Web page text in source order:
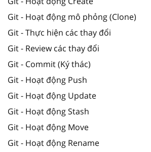
Git - Hoạt động mô phỏng (Clone)
Git - Thực hiện các thay đổi
Git - Review các thay đổi
Git - Commit (Ký thác)
Git - Hoạt động Push
Git - Hoạt động Update
Git - Hoạt động Stash
Git - Hoạt động Move
Git - Hoạt động Rename